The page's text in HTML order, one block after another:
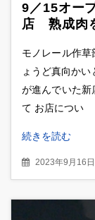
9／15オー
店 熟成肉
モノレール作
ょうど真向か
が進んでいた新
て お店につい
続きを読む
2023年9月16日